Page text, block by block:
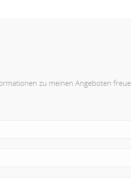
zu meinen Angeboten